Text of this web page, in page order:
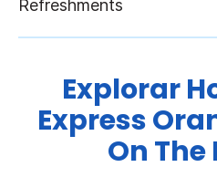
Explorar
Express
On The